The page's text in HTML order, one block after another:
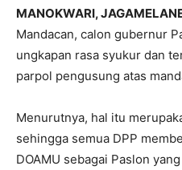
MANOKWARI,
Mandacan, calon gubernur
ungkapan rasa syukur dan
parpol pengusung atas
Menurutnya, hal itu
sehingga semua DPP
DOAMU sebagai Paslon